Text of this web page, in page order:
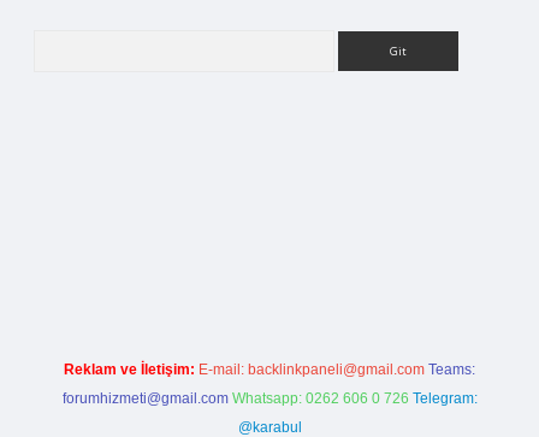
Reklam ve İletişim: E-mail: backlinkpaneli@gmail.com Teams:
forumhizmeti@gmail.com Whatsapp: 0262 606 0 726 Telegram:
@karabul